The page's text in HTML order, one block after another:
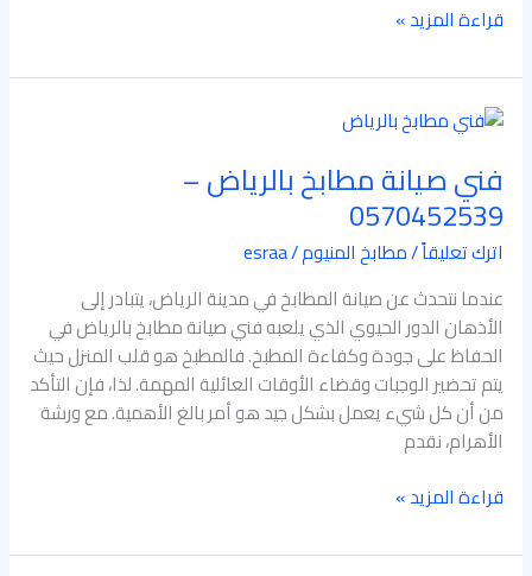
قراءة المزيد »
فني صيانة مطابخ بالرياض –
0570452539
اترك تعليقاً/مطابخ المنيوم/
esraa
عندما نتحدث عن صيانة المطابخ في مدينة الرياض، يتبادر إلى
الأذهان الدور الحيوي الذي يلعبه فني صيانة مطابخ بالرياض في
الحفاظ على جودة وكفاءة المطبخ. فالمطبخ هو قلب المنزل حيث
يتم تحضير الوجبات وقضاء الأوقات العائلية المهمة. لذا، فإن التأكد
من أن كل شيء يعمل بشكل جيد هو أمر بالغ الأهمية. مع ورشة
الأهرام، نقدم
فني
مطابخ
بالرياض
–
0570452539
قراءة المزيد »